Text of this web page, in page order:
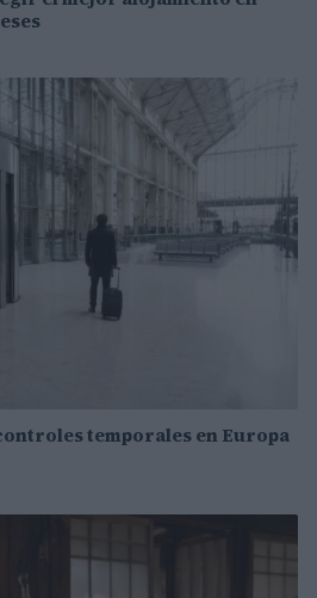
temporales en Europa